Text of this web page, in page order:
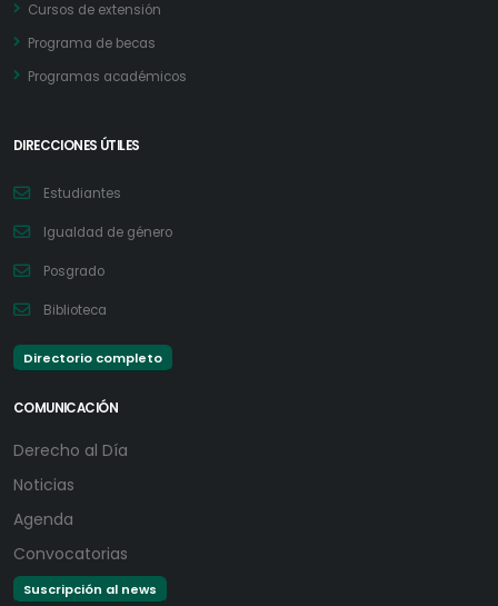
Cursos de extensión
Programa de becas
Programas académicos
DIRECCIONES ÚTILES
Estudiantes
Igualdad de género
Posgrado
Biblioteca
Directorio completo
COMUNICACIÓN
Derecho al Día
Noticias
Agenda
Convocatorias
Suscripción al news